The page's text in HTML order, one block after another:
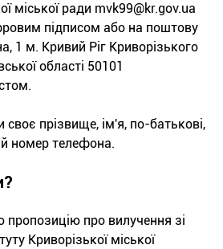
міської ради mvk99@kr.gov.ua
підписом або на поштову
1 м. Кривий Ріг Криворізького
області 50101
прізвище, ім'я, по-батькові,
номер телефона.
про вилучення зі
Криворізької міської